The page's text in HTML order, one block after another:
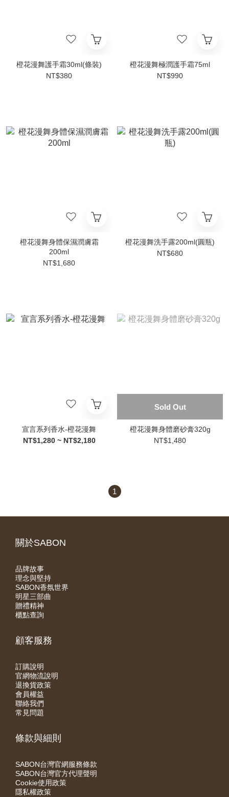
橙花漫舞護手霜30ml(條裝)
NT$380
橙花漫舞極潤護手霜75ml
NT$990
橙花漫舞身體保濕潤膚霜
200ml
NT$1,680
橙花漫舞洗手露200ml(圓瓶)
NT$680
宣言系列香水-橙花漫舞
NT$1,280 ~ NT$2,180
Sold Out
橙花漫舞身體磨砂膏320g
NT$1,480
1
關於SABON
品牌故事
理念與堅持
SABON香氛世界
明星三部曲
贈禮精神
櫃點查詢
顧客服務
訂購說明
官網物流說明
退換貨政策
會員權益
聯絡我們
常見問題
條款與細則
SABON台灣官網服務條款
SABON台灣官方代理聲明
Cookie使用政策
隱私權政策